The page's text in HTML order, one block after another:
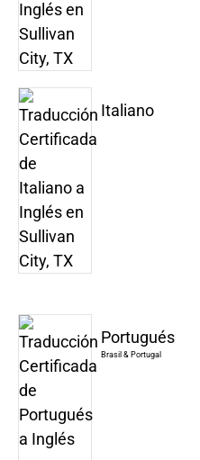
Italiano
Portugués
Brasil & Portugal